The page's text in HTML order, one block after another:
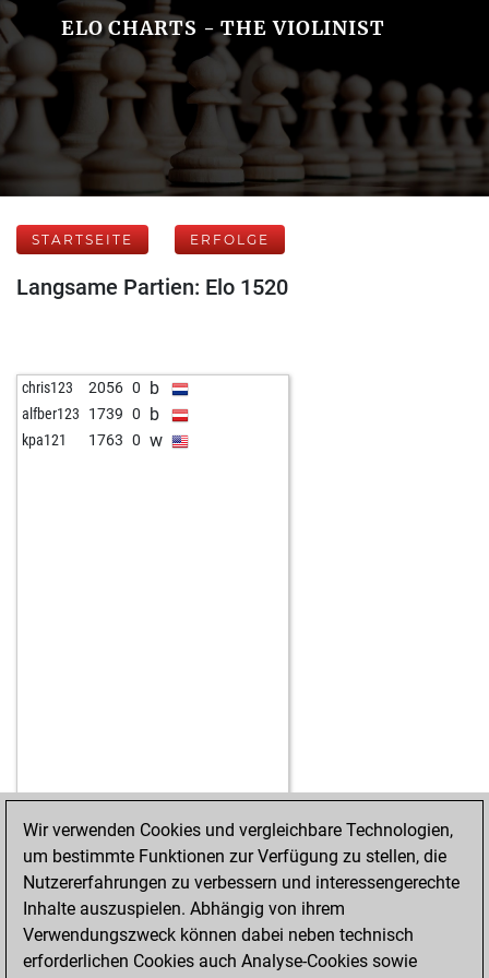
ELO CHARTS - THE VIOLINIST
STARTSEITE ERFOLGE
Langsame Partien: Elo 1520
chris123 2056 0 b
alfber123 1739 0 b
kpa121 1763 0 w
STARTSEITE ERFOLGE
Wir verwenden Cookies und vergleichbare Technologien,
um bestimmte Funktionen zur Verfügung zu stellen, die
Nutzererfahrungen zu verbessern und interessengerechte
Inhalte auszuspielen. Abhängig von ihrem
Verwendungszweck können dabei neben technisch
erforderlichen Cookies auch Analyse-Cookies sowie